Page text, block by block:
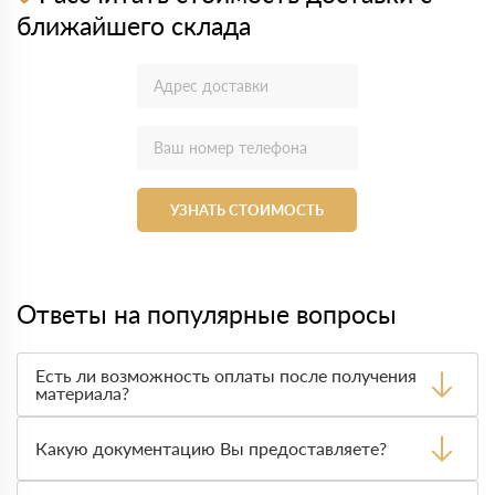
ближайшего склада
УЗНАТЬ СТОИМОСТЬ
Ответы на популярные вопросы
Есть ли возможность оплаты после получения
материала?
оплата по факту получения товара. При этом, если
доставленный товар был ненадлежащего качества, то
Вы вправе от него отказаться.
Какую документацию Вы предоставляете?